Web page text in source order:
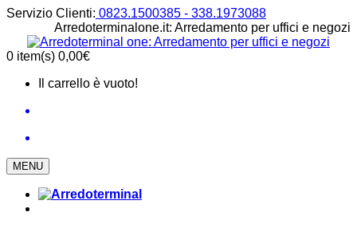
Servizio Clienti: 0823.1500385 - 338.1973088
Arredoterminalone.it: Arredamento per uffici e negozi
0 item(s) 0,00€
Il carrello è vuoto!
MENU